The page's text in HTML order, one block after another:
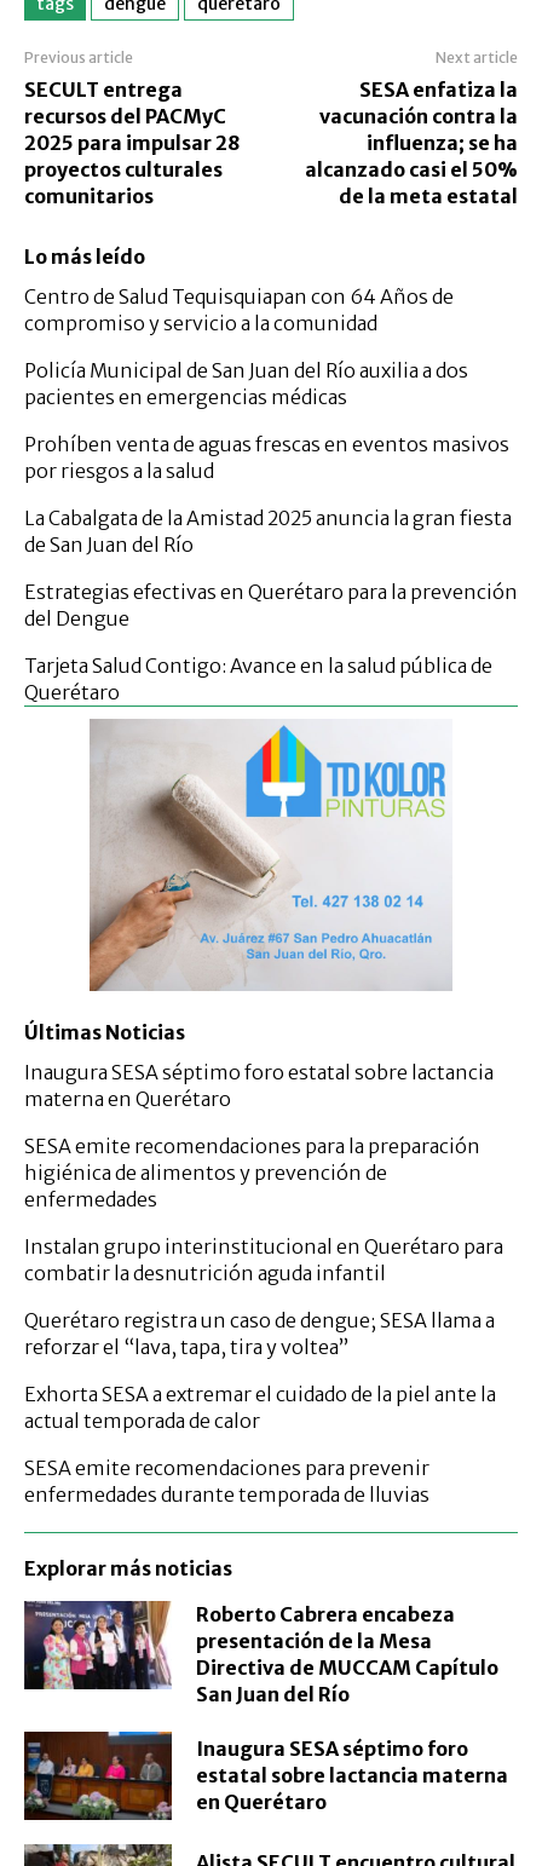
Previous article
SECULT entrega
recursos del PACMyC
2025 para impulsar 28
proyectos culturales
comunitarios
Next article
SESA enfatiza la
vacunación contra la
influenza; se ha
alcanzado casi el 50%
de la meta estatal
Lo más leído
Centro de Salud Tequisquiapan con 64 Años de
compromiso y servicio a la comunidad
Policía Municipal de San Juan del Río auxilia a dos
pacientes en emergencias médicas
Prohíben venta de aguas frescas en eventos masivos
por riesgos a la salud
La Cabalgata de la Amistad 2025 anuncia la gran fiesta
de San Juan del Río
Estrategias efectivas en Querétaro para la prevención
del Dengue
Tarjeta Salud Contigo: Avance en la salud pública de
Querétaro
Últimas Noticias
Inaugura SESA séptimo foro estatal sobre lactancia
materna en Querétaro
SESA emite recomendaciones para la preparación
higiénica de alimentos y prevención de
enfermedades
Instalan grupo interinstitucional en Querétaro para
combatir la desnutrición aguda infantil
Querétaro registra un caso de dengue; SESA llama a
reforzar el “lava, tapa, tira y voltea”
Exhorta SESA a extremar el cuidado de la piel ante la
actual temporada de calor
SESA emite recomendaciones para prevenir
enfermedades durante temporada de lluvias
Explorar más noticias
Roberto Cabrera encabeza
presentación de la Mesa
Directiva de MUCCAM Capítulo
San Juan del Río
Inaugura SESA séptimo foro
estatal sobre lactancia materna
en Querétaro